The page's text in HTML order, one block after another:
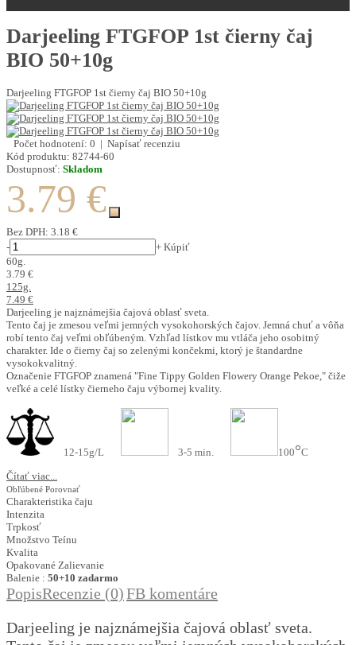
Darjeeling FTGFOP 1st čierny čaj
BIO 50+10g
Darjeeling FTGFOP 1st čierny čaj BIO 50+10g
Počet hodnotení: 0 | Napísať recenziu
Kód produktu: 82744-60
Dostupnosť: Skladom
3.79 €
Bez DPH: 3.18 €
-
+ Kúpiť
60g.
3.79 €
125g.
7.49 €
Darjeeling je najznámejšia čajová oblasť sveta.
Tento čaj je zmesou veľmi jemných vysokohorských čajov. Jemná chuť a vôňa
robí tento čaj veľmi obľúbeným. Vzhľad lístkov mu vtláča jeho osobitný
charakter. Ide o čierny čaj so zelenými končekmi, ktorý je štandardne
vysokokvalitný.
Označenie FTGFOP znamená "Fine Tippy Golden Flowery Orange Pekoe," čiže
veľké a celé lístky čierneho čaju výbornej kvality.
12-15g/L 3-5 min. 100°C
Čítať viac...
Obľúbené Porovnať
Charakteristika čaju
Intenzita
Trpkosť
Množstvo Teínu
Kvalita
Opakované Zalievanie
Balenie : 50+10 zadarmo
PopisRecenzie (0)FB komentáre
Darjeeling je najznámejšia čajová oblasť sveta.